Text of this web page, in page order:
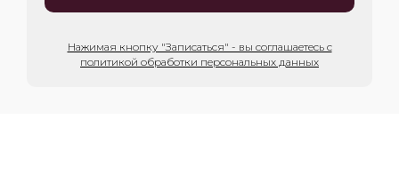
Нажимая кнопку "Записаться" - вы соглашаетесь с
политикой обработки персональных данных